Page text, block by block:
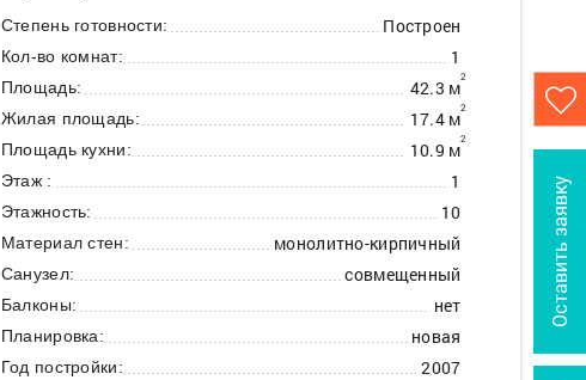
Оставить заявку
Степень готовности: Построен
Кол-во комнат: 1
Площадь: 42.3 м2
Жилая площадь: 17.4 м2
Площадь кухни: 10.9 м2
Этаж : 1
Этажность: 10
Материал стен: монолитно-кирпичный
Санузел: совмещенный
Балконы: нет
Планировка: новая
Год постройки: 2007